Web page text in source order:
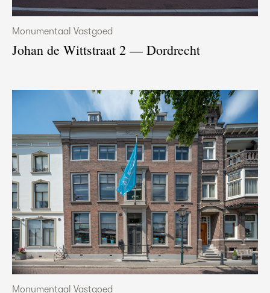
Monumentaal Vastgoed
Johan de Wittstraat 2 — Dordrecht
Monumentaal Vastgoed